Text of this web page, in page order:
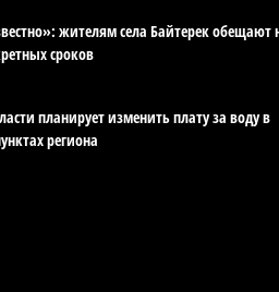
5
5
жителям села Байтерек обещают
сроков
планирует изменить плату за воду в
региона